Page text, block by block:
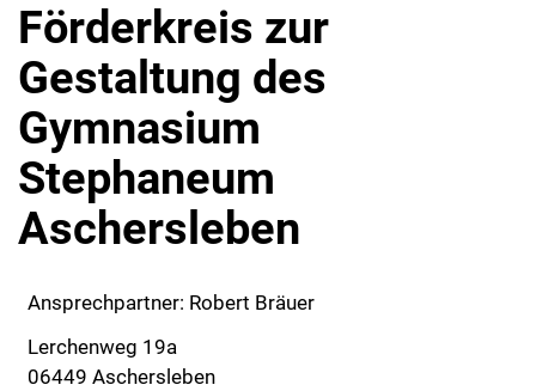
Förderkreis zur
Gestaltung des
Gymnasium
Stephaneum
Aschersleben
Ansprechpartner: Robert Bräuer
Lerchenweg 19a
06449 Aschersleben